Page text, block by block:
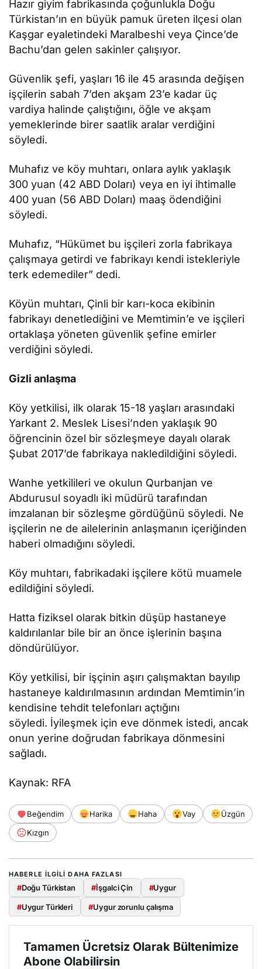
Hazır giyim fabrikasında çoğunlukla Doğu
Türkistan’ın en büyük pamuk üreten ilçesi olan
Kaşgar eyaletindeki Maralbeshi veya Çince’de
Bachu’dan gelen sakinler çalışıyor.
Güvenlik şefi, yaşları 16 ile 45 arasında değişen
işçilerin sabah 7’den akşam 23’e kadar üç
vardiya halinde çalıştığını, öğle ve akşam
yemeklerinde birer saatlik aralar verdiğini
söyledi.
Muhafız ve köy muhtarı, onlara aylık yaklaşık
300 yuan (42 ABD Doları) veya en iyi ihtimalle
400 yuan (56 ABD Doları) maaş ödendiğini
söyledi.
Muhafız, “Hükümet bu işçileri zorla fabrikaya
çalışmaya getirdi ve fabrikayı kendi istekleriyle
terk edemediler” dedi.
Köyün muhtarı, Çinli bir karı-koca ekibinin
fabrikayı denetlediğini ve Memtimin’e ve işçileri
ortaklaşa yöneten güvenlik şefine emirler
verdiğini söyledi.
Gizli anlaşma
Köy yetkilisi, ilk olarak 15-18 yaşları arasındaki
Yarkant 2. Meslek Lisesi’nden yaklaşık 90
öğrencinin özel bir sözleşmeye dayalı olarak
Şubat 2017’de fabrikaya nakledildiğini söyledi.
Wanhe yetkilileri ve okulun Qurbanjan ve
Abdurusul soyadlı iki müdürü tarafından
imzalanan bir sözleşme gördüğünü söyledi. Ne
işçilerin ne de ailelerinin anlaşmanın içeriğinden
haberi olmadığını söyledi.
Köy muhtarı, fabrikadaki işçilere kötü muamele
edildiğini söyledi.
Hatta fiziksel olarak bitkin düşüp hastaneye
kaldırılanlar bile bir an önce işlerinin başına
döndürülüyor.
Köy yetkilisi, bir işçinin aşırı çalışmaktan bayılıp
hastaneye kaldırılmasının ardından Memtimin’in
kendisine tehdit telefonları açtığını
söyledi. İyileşmek için eve dönmek istedi, ancak
onun yerine doğrudan fabrikaya dönmesini
sağladı.
Kaynak: RFA
Beğendim Harika Haha Vay
Üzgün
Kızgın
HABERLE ILGILI DAHA FAZLASI
#Doğu Türkistan #İşgalci Çin #Uygur
#Uygur Türkleri #Uygur zorunlu çalışma
Tamamen Ücretsiz Olarak Bültenimize
Abone Olabilirsin